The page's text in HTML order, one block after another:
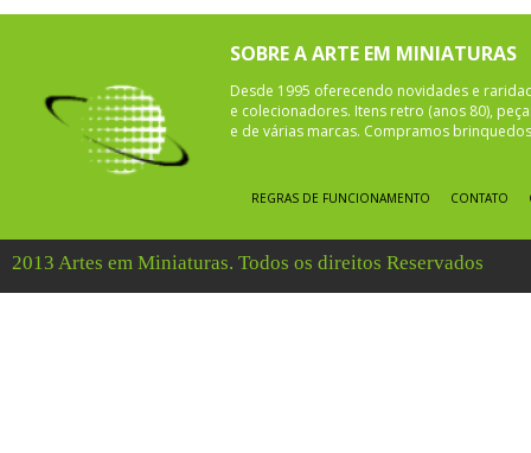
SOBRE A ARTE EM MINIATURAS
Desde 1995 oferecendo novidades e
e colecionadores. Itens retro (anos 80),
e de várias marcas. Compramos
REGRAS DE FUNCIONAMENTO CONTATO
2013 Artes em Miniaturas. Todos os direitos Reservados